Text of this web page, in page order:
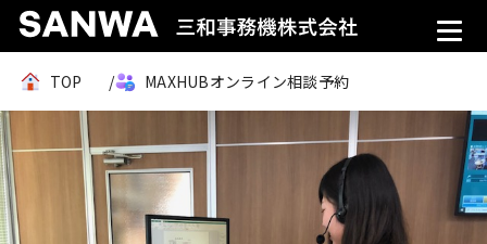
TOP MAXHUBオンライン相談予約